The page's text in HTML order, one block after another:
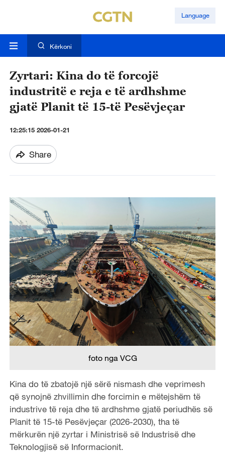
Language
Kërkoni
Zyrtari: Kina do të forcojë
industritë e reja e të ardhshme
gjatë Planit të 15-të Pesëvjeçar
12:25:15 2026-01-21
Share
foto nga VCG
Kina do të zbatojë një sërë nismash dhe veprimesh
që synojnë zhvillimin dhe forcimin e mëtejshëm të
industrive të reja dhe të ardhshme gjatë periudhës së
Planit të 15-të Pesëvjeçar (2026-2030), tha të
mërkurën një zyrtar i Ministrisë së Industrisë dhe
Teknologjisë së Informacionit.